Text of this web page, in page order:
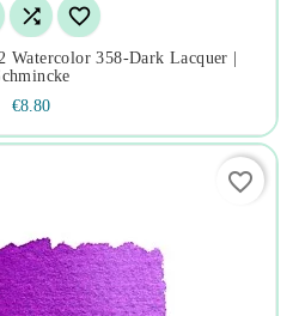
 
Watercolor 358-Dark Lacquer |
€8.80
favorite_border